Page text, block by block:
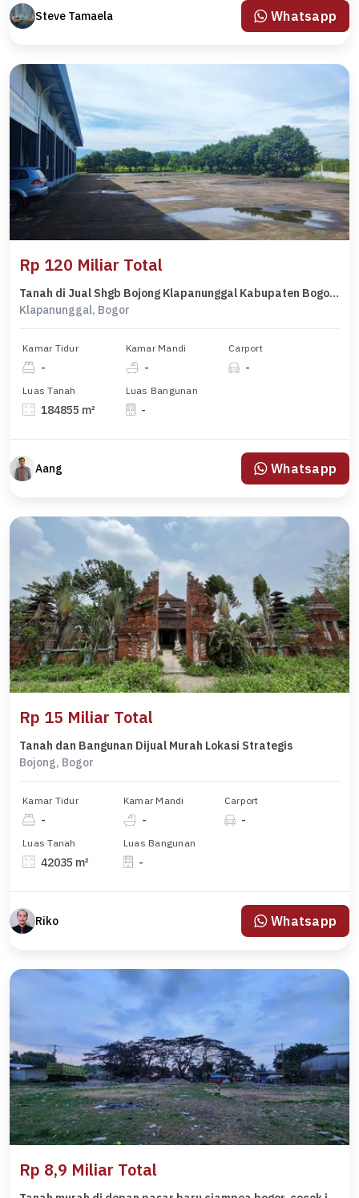
Steve Tamaela Whatsapp
Rp 120 Miliar Total
Tanah di Jual Shgb Bojong Klapanunggal Kabupaten Bogor Jawa Barat
Klapanunggal, Bogor
Kamar Tidur
-
Kamar Mandi
-
Carport
-
Luas Tanah
184855 m²
Luas Bangunan
-
Aang Whatsapp
Rp 15 Miliar Total
Tanah dan Bangunan Dijual Murah Lokasi Strategis
Bojong, Bogor
Kamar Tidur
-
Kamar Mandi
-
Carport
-
Luas Tanah
42035 m²
Luas Bangunan
-
Riko Whatsapp
Rp 8,9 Miliar Total